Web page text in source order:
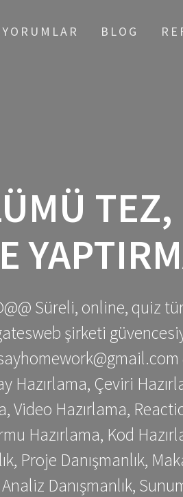
YORUMLAR BLOG
TEZ,
Süreli, online, quiz
şirketi
Hazırlama, Çeviri
Video Hazırlama,
Hazırlama, Kod
Proje Danışmanlık,
Danışmanlık,